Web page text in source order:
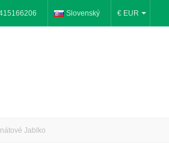
Slovenský € EUR
Jablko